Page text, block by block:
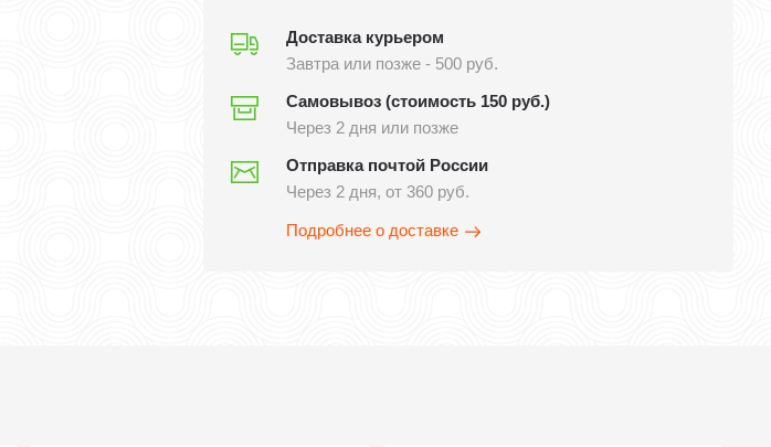
Доставка курьером
Завтра или позже - 500 руб.
Самовывоз (стоимость 150 руб.)
Через 2 дня или позже
Отправка почтой России
Через 2 дня, от 360 руб.
Подробнее о доставке